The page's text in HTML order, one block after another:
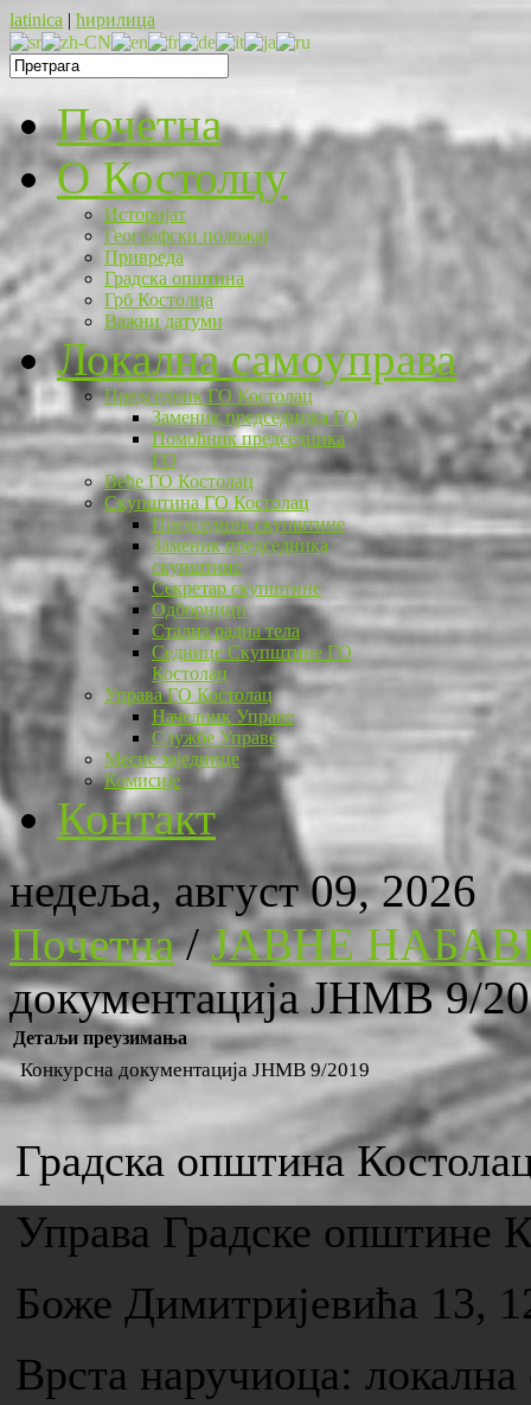
latinica | ћирилица
Почетна
O Костолцу
Историјат
Географски положај
Привреда
Градска општина
Грб Костолца
Важни датуми
Локална самоуправа
Председник ГО Костолац
Заменик председника ГО
Помоћник председника
ГО
Веће ГО Костолац
Скупштина ГО Костолац
Председник скупштине
Заменик председника
скупштине
Секретар скупштине
Одборници
Стална радна тела
Седнице Скупштине ГО
Костолац
Управа ГО Костолац
Начелник Управе
Службе Управе
Месне заједнице
Комисије
Контакт
недеља, август 09, 2026
Почетна/ЈАВНЕ
документација ЈНМВ 9/
Детаљи преузимања
Конкурсна документација ЈНМВ 9/2019
Градска општина
Управа Градске општине
Боже Димитријевића 13,
Врста наручиоца: локална